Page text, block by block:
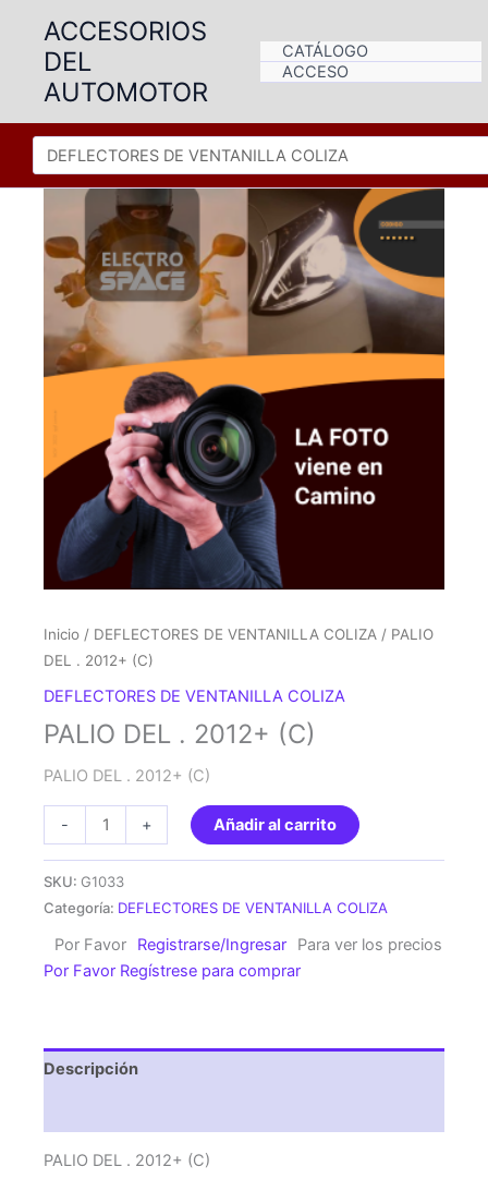
contenido
ACCESORIOS
DEL
AUTOMOTOR
CATÁLOGO
ACCESO
Inicio / DEFLECTORES DE VENTANILLA COLIZA / PALIO
DEL . 2012+ (C)
DEFLECTORES DE VENTANILLA COLIZA
PALIO DEL . 2012+ (C)
PALIO DEL . 2012+ (C)
-
DEL
cantidad
+ Añadir al carrito
SKU: G1033
Categoría: DEFLECTORES DE VENTANILLA COLIZA
Por Favor Registrarse/Ingresar
Para ver los precios
Por Favor Regístrese para comprar
Descripción
PALIO DEL . 2012+ (C)